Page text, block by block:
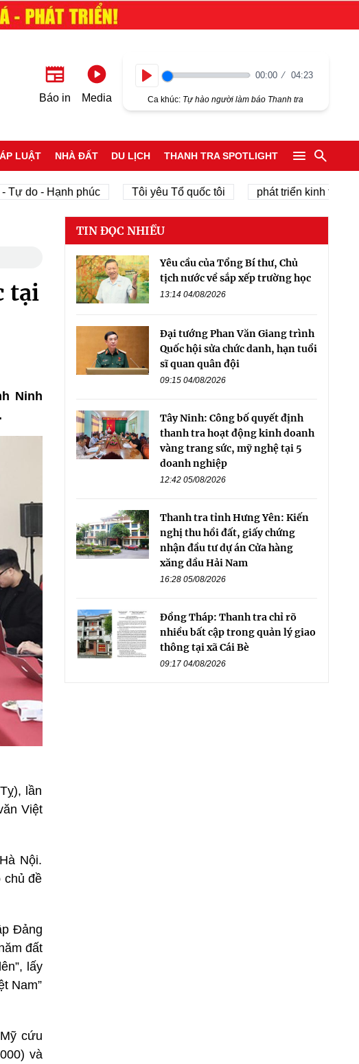
Báo in Media
00:00 04:23
Ca khúc: Tự hào người làm báo Thanh tra
LUẬT NHÀ ĐẤT DU LỊCH THANH TRA SPOTLIGHT
- Hạnh phúc Tôi yêu Tổ quốc tôi phát triển kinh tế tư nhân
tại
Ninh
lần
Việt
Nội.
chủ đề
Đảng
đất
lấy
Nam”
cứu
và
TIN ĐỌC NHIỀU
Yêu cầu của Tổng Bí thư, Chủ
tịch nước về sắp xếp trường học
13:14 04/08/2026
Đại tướng Phan Văn Giang trình
Quốc hội sửa chức danh, hạn tuổi
sĩ quan quân đội
09:15 04/08/2026
Tây Ninh: Công bố quyết định
thanh tra hoạt động kinh doanh
vàng trang sức, mỹ nghệ tại 5
doanh nghiệp
12:42 05/08/2026
Thanh tra tỉnh Hưng Yên: Kiến
nghị thu hồi đất, giấy chứng
nhận đầu tư dự án Cửa hàng
xăng dầu Hải Nam
16:28 05/08/2026
Đồng Tháp: Thanh tra chỉ rõ
nhiều bất cập trong quản lý giao
thông tại xã Cái Bè
09:17 04/08/2026